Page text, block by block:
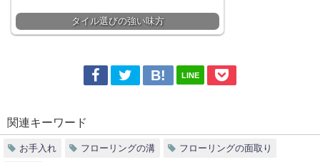
タイル選びの強い味方
LINE
関連キーワード
お手入れ フローリングの溝 フローリングの面取り